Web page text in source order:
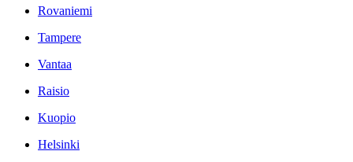
Rovaniemi
Tampere
Vantaa
Raisio
Kuopio
Helsinki